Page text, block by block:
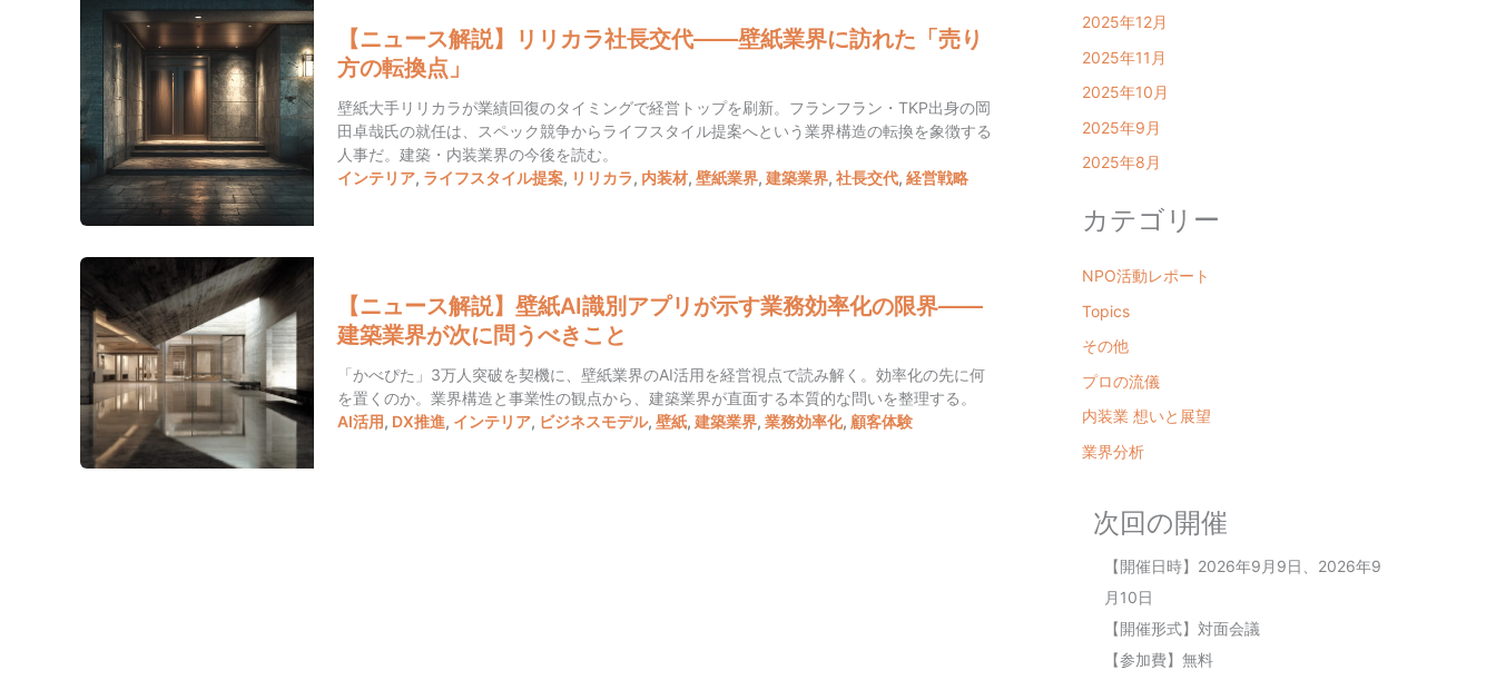
【ニュース解説】リリカラ社長交代——壁紙業界に訪れた「売り
方の転換点」
壁紙大手リリカラが業績回復のタイミングで経営トップを刷新。フランフラン・TKP出身の岡
田卓哉氏の就任は、スペック競争からライフスタイル提案へという業界構造の転換を象徴する
人事だ。建築・内装業界の今後を読む。
インテリア, ライフスタイル提案, リリカラ, 内装材, 壁紙業界, 建築業界, 社長交代, 経営戦略
【ニュース解説】壁紙AI識別アプリが示す業務効率化の限界——
建築業界が次に問うべきこと
「かべぴた」3万人突破を契機に、壁紙業界のAI活用を経営視点で読み解く。効率化の先に何
を置くのか。業界構造と事業性の観点から、建築業界が直面する本質的な問いを整理する。
AI活用, DX推進, インテリア, ビジネスモデル, 壁紙, 建築業界, 業務効率化, 顧客体験
2025年12月
2025年11月
2025年10月
2025年9月
2025年8月
カテゴリー
NPO活動レポート
Topics
その他
プロの流儀
内装業 想いと展望
業界分析
次回の開催
【開催日時】2026年9月9日、2026年9
月10日
【開催形式】対面会議
【参加費】無料